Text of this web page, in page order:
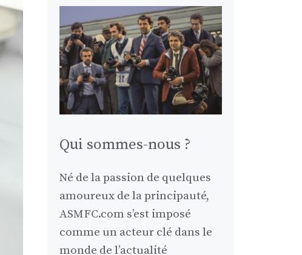
Qui sommes-nous ?
Né de la passion de quelques
amoureux de la principauté,
ASMFC.com s’est imposé
comme un acteur clé dans le
monde de l’actualité